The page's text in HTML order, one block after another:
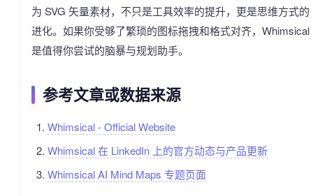
为 SVG 矢量素材，不只是工具效率的提升，更是思维方式的
进化。如果你受够了繁琐的图标拖拽和格式对齐，Whimsical
是值得你尝试的脑暴与规划助手。
参考文章或数据来源
Whimsical - Official Website
Whimsical 在 LinkedIn 上的官方动态与产品更新
Whimsical AI Mind Maps 专题页面